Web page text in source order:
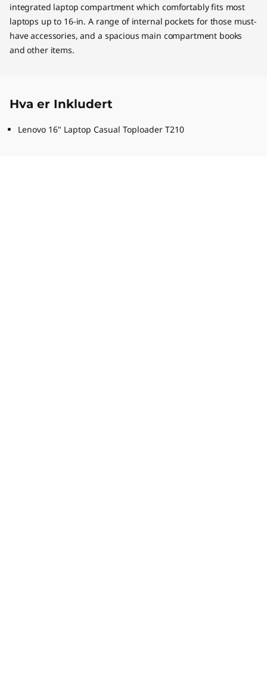
integrated laptop compartment which comfortably fits most
laptops up to 16-in. A range of internal pockets for those must-
have accessories, and a spacious main compartment books
and other items.
Hva er Inkludert
Lenovo 16" Laptop Casual Toploader T210